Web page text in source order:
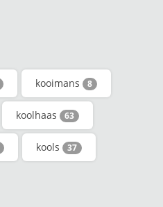
kooimans 8
koolhaas 63
kools 37